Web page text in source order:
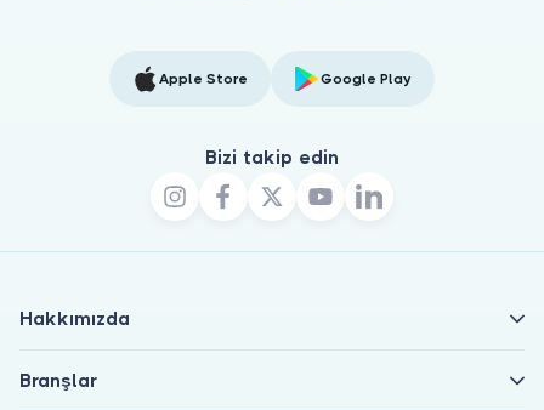
Apple Store Google Play
Bizi takip edin
Hakkımızda
Branşlar